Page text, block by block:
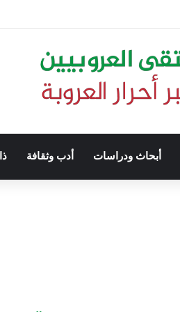
أبحاث ودراسات أدب وثقافة